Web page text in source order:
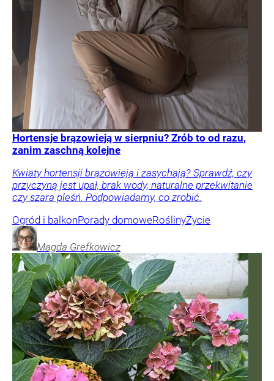
Hortensje brązowieją w sierpniu? Zrób to od razu,
zanim zaschną kolejne
Kwiaty hortensji brązowieją i zasychają? Sprawdź, czy
przyczyną jest upał, brak wody, naturalne przekwitanie
czy szara pleśń. Podpowiadamy, co zrobić.
Ogród i balkonPorady domoweRoślinyŻycie
Magda Grefkowicz